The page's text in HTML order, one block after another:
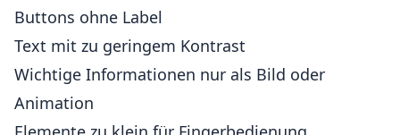
Buttons ohne Label
Text mit zu geringem Kontrast
Wichtige Informationen nur als Bild oder
Animation